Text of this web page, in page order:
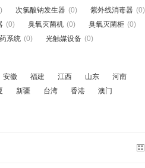
次氯酸钠发生器 (0) 紫外线消毒器 (0)
(0) 臭氧灭菌机 (0) 臭氧灭菌柜 (0)
系统 (0) 光触媒设备 (0)
安徽 福建 江西 山东
河南
新疆 台湾 香港 澳门